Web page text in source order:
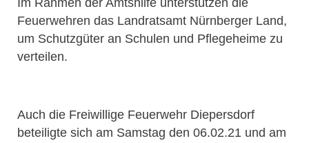
Im Rahmen der Amtshilfe unterstützen die
Feuerwehren das Landratsamt Nürnberger Land,
um Schutzgüter an Schulen und Pflegeheime zu
verteilen.
Auch die Freiwillige Feuerwehr Diepersdorf
beteiligte sich am Samstag den 06.02.21 und am